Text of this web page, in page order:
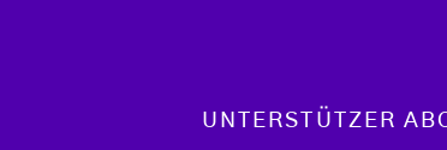
UNTERSTÜTZER